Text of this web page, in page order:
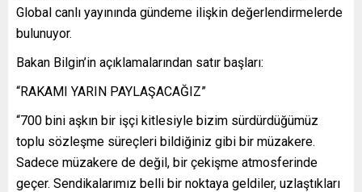
Global canlı yayınında gündeme ilişkin değerlendirmelerde
bulunuyor.
Bakan Bilgin’in açıklamalarından satır başları:
“RAKAMI YARIN PAYLAŞACAĞIZ”
“700 bini aşkın bir işçi kitlesiyle bizim sürdürdüğümüz
toplu sözleşme süreçleri bildiğiniz gibi bir müzakere.
Sadece müzakere de değil, bir çekişme atmosferinde
geçer. Sendikalarımız belli bir noktaya geldiler, uzlaştıkları